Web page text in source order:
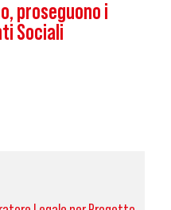
proseguono i
Sociali